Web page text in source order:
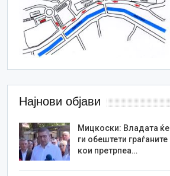
Најнови објави
Мицкоски: Владата ќе
ги обештети граѓаните
кои претрпеа…